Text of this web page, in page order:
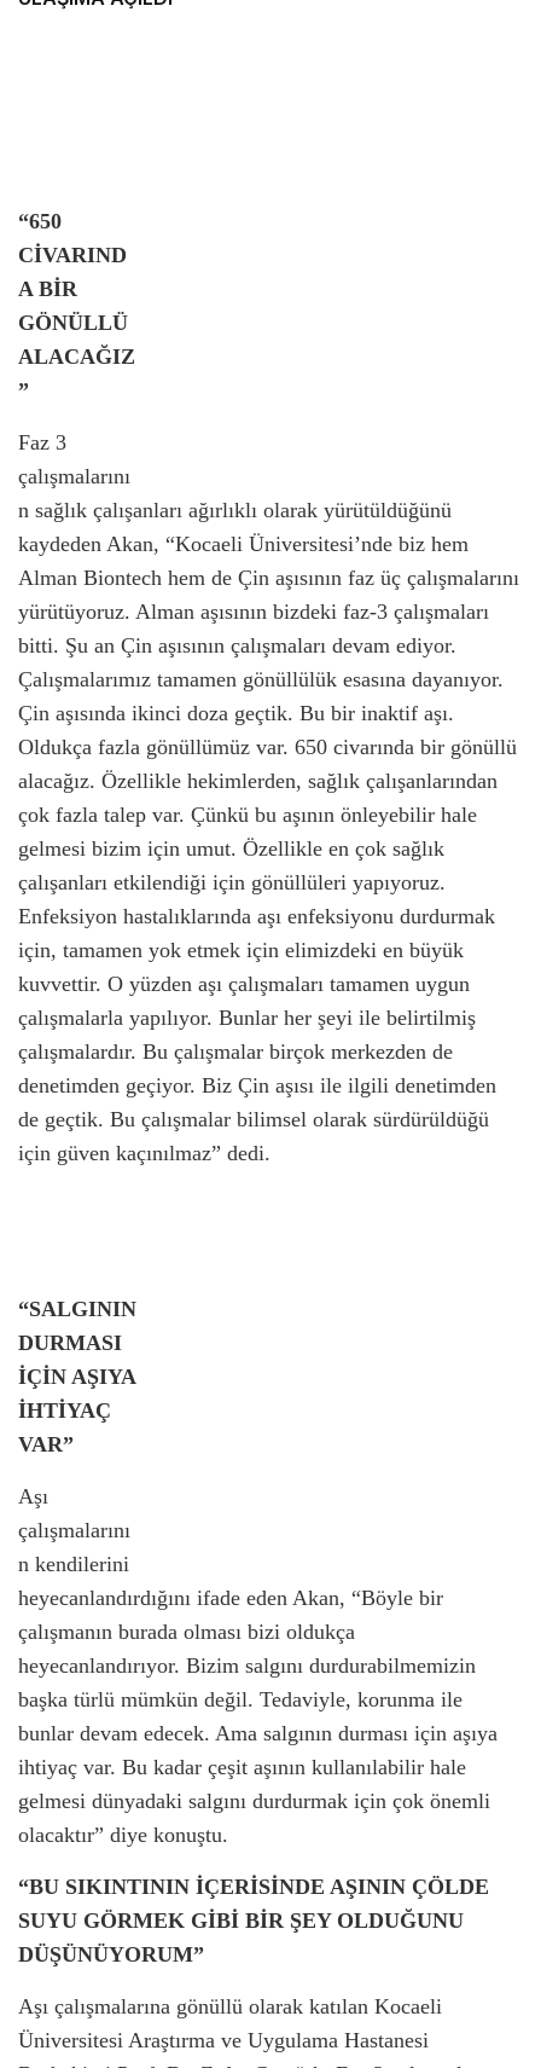
“650
CİVARIND
A BİR
GÖNÜLLÜ
ALACAĞIZ
”
Faz 3
çalışmalarını
n sağlık çalışanları ağırlıklı olarak yürütüldüğünü
kaydeden Akan, “Kocaeli Üniversitesi’nde biz hem
Alman Biontech hem de Çin aşısının faz üç çalışmalarını
yürütüyoruz. Alman aşısının bizdeki faz-3 çalışmaları
bitti. Şu an Çin aşısının çalışmaları devam ediyor.
Çalışmalarımız tamamen gönüllülük esasına dayanıyor.
Çin aşısında ikinci doza geçtik. Bu bir inaktif aşı.
Oldukça fazla gönüllümüz var. 650 civarında bir gönüllü
alacağız. Özellikle hekimlerden, sağlık çalışanlarından
çok fazla talep var. Çünkü bu aşının önleyebilir hale
gelmesi bizim için umut. Özellikle en çok sağlık
çalışanları etkilendiği için gönüllüleri yapıyoruz.
Enfeksiyon hastalıklarında aşı enfeksiyonu durdurmak
için, tamamen yok etmek için elimizdeki en büyük
kuvvettir. O yüzden aşı çalışmaları tamamen uygun
çalışmalarla yapılıyor. Bunlar her şeyi ile belirtilmiş
çalışmalardır. Bu çalışmalar birçok merkezden de
denetimden geçiyor. Biz Çin aşısı ile ilgili denetimden
de geçtik. Bu çalışmalar bilimsel olarak sürdürüldüğü
için güven kaçınılmaz” dedi.
“SALGININ
DURMASI
İÇİN AŞIYA
İHTİYAÇ
VAR”
Aşı
çalışmalarını
n kendilerini
heyecanlandırdığını ifade eden Akan, “Böyle bir
çalışmanın burada olması bizi oldukça
heyecanlandırıyor. Bizim salgını durdurabilmemizin
başka türlü mümkün değil. Tedaviyle, korunma ile
bunlar devam edecek. Ama salgının durması için aşıya
ihtiyaç var. Bu kadar çeşit aşının kullanılabilir hale
gelmesi dünyadaki salgını durdurmak için çok önemli
olacaktır” diye konuştu.
“BU SIKINTININ İÇERİSİNDE AŞININ ÇÖLDE
SUYU GÖRMEK GİBİ BİR ŞEY OLDUĞUNU
DÜŞÜNÜYORUM”
Aşı çalışmalarına gönüllü olarak katılan Kocaeli
Üniversitesi Araştırma ve Uygulama Hastanesi